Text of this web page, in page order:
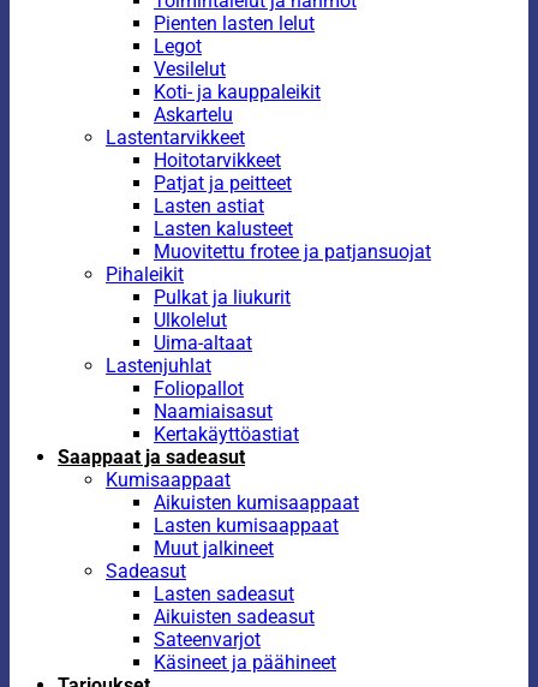
Pienten lasten lelut
Legot
Vesilelut
Koti- ja kauppaleikit
Askartelu
Lastentarvikkeet
Hoitotarvikkeet
Patjat ja peitteet
Lasten astiat
Lasten kalusteet
Muovitettu frotee ja patjansuojat
Pihaleikit
Pulkat ja liukurit
Ulkolelut
Uima-altaat
Lastenjuhlat
Foliopallot
Naamiaisasut
Kertakäyttöastiat
Saappaat ja sadeasut
Kumisaappaat
Aikuisten kumisaappaat
Lasten kumisaappaat
Muut jalkineet
Sadeasut
Lasten sadeasut
Aikuisten sadeasut
Sateenvarjot
Käsineet ja päähineet